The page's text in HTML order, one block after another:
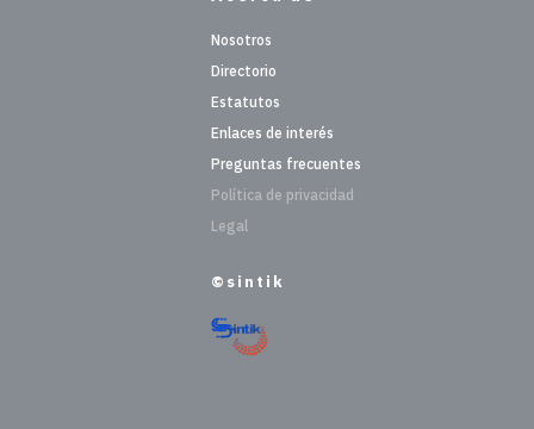
Nosotros
Directorio
Estatutos
Enlaces de interés
Preguntas frecuentes
Política de privacidad
Legal
©sintik